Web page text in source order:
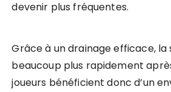
devenir plus fréquentes.
Grâce à un drainage efficace,
beaucoup plus rapidement
joueurs bénéficient donc d’un